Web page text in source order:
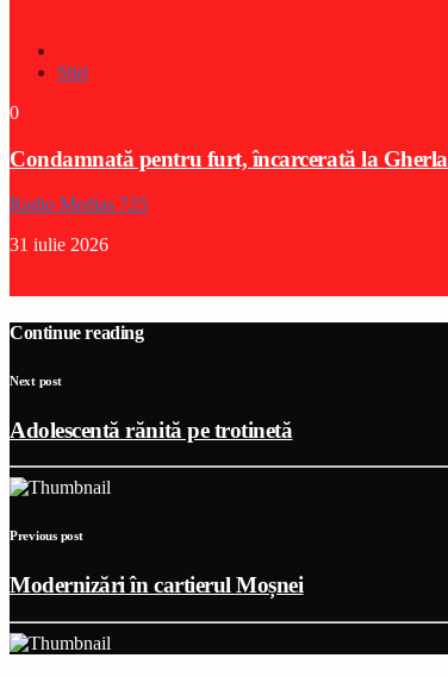
Stiri
0
Condamnată pentru furt, încarcerată la Gherla
Radio Medias 725
31 iulie 2026
Continue reading
Next post
Adolescentă rănită pe trotinetă
Previous post
Modernizări în cartierul Moșnei